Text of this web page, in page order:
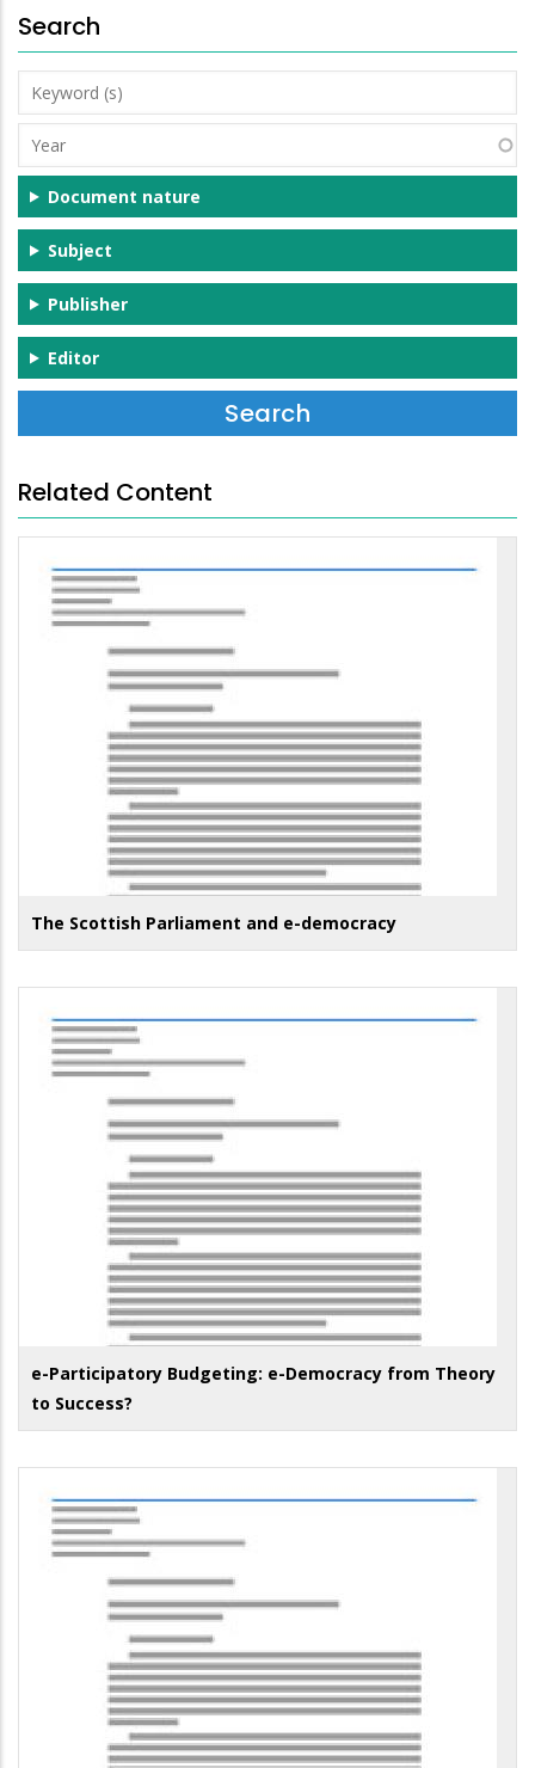
Search
Keyword
(s)
Year
Document nature
Subject
Publisher
Editor
Related Content
The Scottish Parliament and e-democracy
e-Participatory Budgeting: e-Democracy from Theory
to Success?